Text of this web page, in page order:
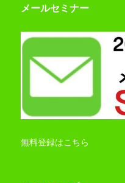
メールセミナー
無料登録はこちら